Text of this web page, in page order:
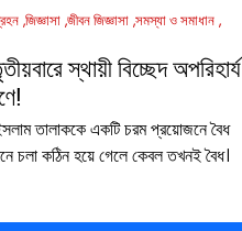
জিজ্ঞাসা জীবন জিজ্ঞাসা সমস্যা ও সমাধান
স্থায়ী বিচ্ছেদ অপরিহার্য
তালাককে একটি চরম প্রয়োজনে বৈধ
চলা কঠিন হয়ে গেলে কেবল তখনই বৈধ।